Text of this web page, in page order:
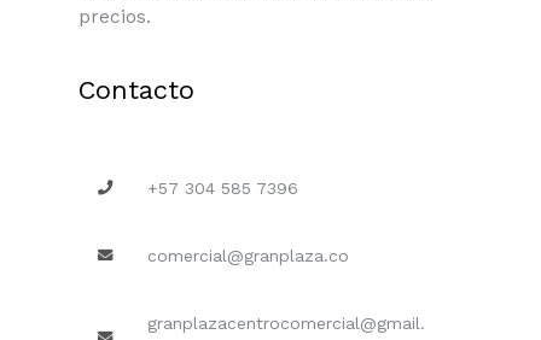
precios.
Contacto
+57 304 585 7396
comercial@granplaza.co
granplazacentrocomercial@gmail.